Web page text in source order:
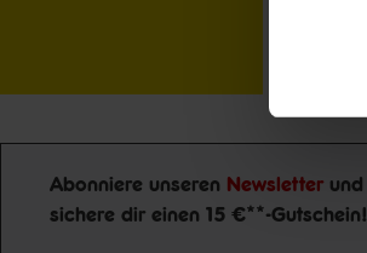
Newsletter Anmeldung
Abonniere unseren Newsletter und
sichere dir einen 15 €**-Gutschein!